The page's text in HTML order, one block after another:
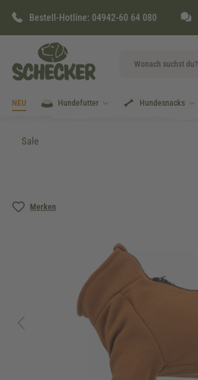
Zur Hauptnavigation springen
Bestell-Hotline: 04942-60 64 080
NEU Hundefutter Hundesnacks
Sale
Merken
Bildergalerie überspringen